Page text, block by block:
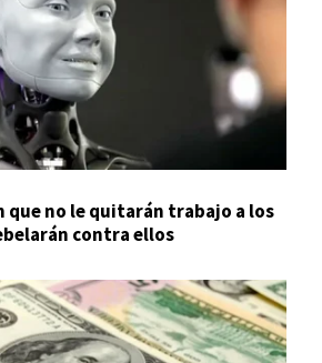
que no le quitarán trabajo a los
contra ellos